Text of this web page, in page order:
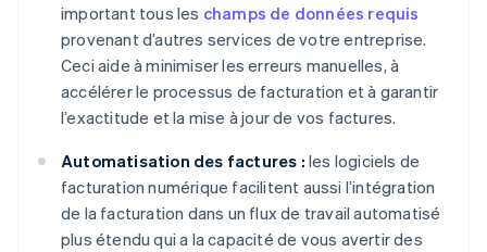
important tous les champs de données requis
provenant d’autres services de votre entreprise.
Ceci aide à minimiser les erreurs manuelles, à
accélérer le processus de facturation et à garantir
l’exactitude et la mise à jour de vos factures.
Automatisation des factures : les logiciels de
facturation numérique facilitent aussi l’intégration
de la facturation dans un flux de travail automatisé
plus étendu qui a la capacité de vous avertir des